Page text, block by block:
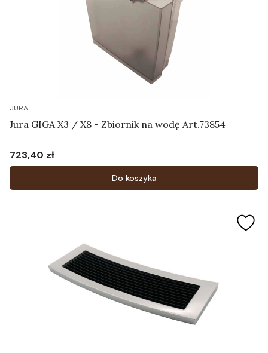
JURA
Jura GIGA X3 / X8 - Zbiornik na wodę Art.73854
Cena
723,40 zł
Do koszyka